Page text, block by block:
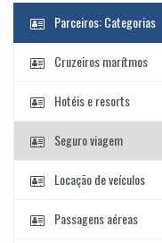
Parceiros: Categorias
Cruzeiros marítmos
Hotéis e resorts
Seguro viagem
Locação de veículos
Passagens aéreas